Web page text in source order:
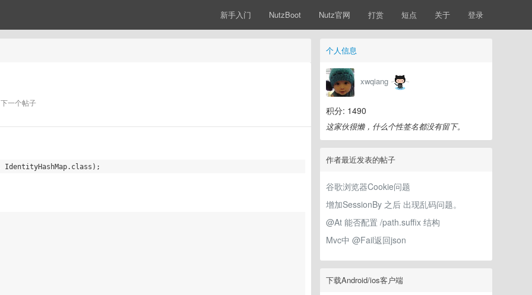
新手入门 NutzBoot Nutz官网 打赏 短点 关于 登录
个人信息
xwqiang
积分: 1490
这家伙很懒，什么个性签名都没有留下。
作者最近发表的帖子
谷歌浏览器Cookie问题
增加SessionBy 之后 出现乱码问题。
@At 能否配置 /path.suffix 结构
Mvc中 @Fail返回json
下载Android/ios客户端
下一个帖子